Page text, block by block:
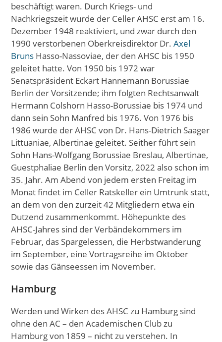
beschäftigt waren. Durch Kriegs- und
Nachkriegszeit wurde der Celler AHSC erst am 16.
Dezember 1948 reaktiviert, und zwar durch den
1990 verstorbenen Oberkreisdirektor Dr.Axel
Bruns Hasso-Nassoviae, der den AHSC bis 1950
geleitet hatte. Von 1950 bis 1972 war
Senatspräsident Eckart Hannemann Borussiae
Berlin der Vorsitzende; ihm folgten Rechtsanwalt
Hermann Colshorn Hasso-Borussiae bis 1974 und
dann sein Sohn Manfred bis 1976. Von 1976 bis
1986 wurde der AHSC von Dr. Hans-Dietrich Saager
Littuaniae, Albertinae geleitet. Seither führt sein
Sohn Hans-Wolfgang Borussiae Breslau, Albertinae,
Guestphaliae Berlin den Vorsitz, 2022 also schon im
35. Jahr. Am Abend von jedem ersten Freitag im
Monat findet im Celler Ratskeller ein Umtrunk statt,
an dem von den zurzeit 42 Mitgliedern etwa ein
Dutzend zusammenkommt. Höhepunkte des
AHSC-Jahres sind der Verbändekommers im
Februar, das Spargelessen, die Herbstwanderung
im September, eine Vortragsreihe im Oktober
sowie das Gänseessen im November.
Hamburg
Werden und Wirken des AHSC zu Hamburg sind
ohne den AC – den Academischen Club zu
Hamburg von 1859 – nicht zu verstehen. In